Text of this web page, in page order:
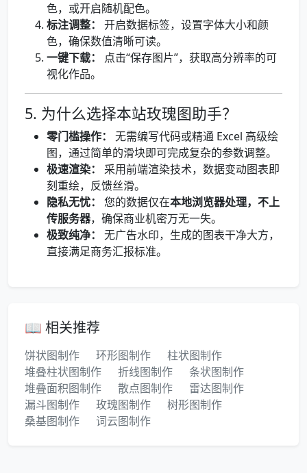
色，或开启随机配色。
标注调整：
开启数据标签，设置字体大小和颜
色，确保数值清晰可读。
一键下载：
点击“保存图片”，获取高分辨率的可
视化作品。
5. 为什么选择本站玫瑰图助手？
零门槛操作：
无需编写代码或精通 Excel 高级绘
图，通过简单的滑块即可完成复杂的参数调整。
极速渲染：
采用前端渲染技术，数据变动图表即
刻重绘，反馈丝滑。
隐私无忧：
您的数据仅在本地浏览器处理，不上
传服务器，确保商业机密万无一失。
极致纯净：
无广告水印，生成的图表干净大方，
直接满足商务汇报标准。
📖 相关推荐
饼状图制作 环形图制作
柱状图制作
堆叠柱状图制作
折线图制作
条状图制作
堆叠面积图制作
散点图制作
雷达图制作
漏斗图制作
玫瑰图制作
树形图制作
桑基图制作
词云图制作